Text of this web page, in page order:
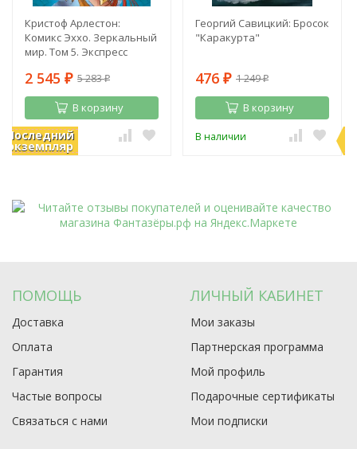
Последний
экземпляр
Кристоф Арлестон:
Комикс Эххо. Зеркальный
мир. Том 5. Экспресс
Призрак в Пекине
2 545 ₽ 5 283₽
В корзину
В наличии
Георгий Савицкий: Бросок
"Каракурта"
476 ₽ 1 249₽
В корзину
В наличии
ПОМОЩЬ
Доставка
Оплата
Гарантия
Частые вопросы
Связаться с нами
ЛИЧНЫЙ КАБИНЕТ
Мои заказы
Партнерская программа
Мой профиль
Подарочные сертификаты
Мои подписки